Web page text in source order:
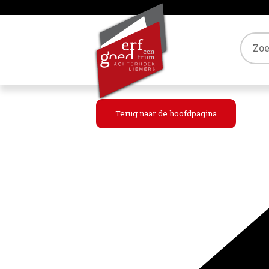
Terug naar de hoofdpagina